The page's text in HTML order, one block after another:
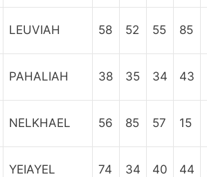
LEUVIAH 58 52 55 85
PAHALIAH 38 35 34 43
NELKHAEL 56 85 57 15
YEIAYEL 74 34 40 44